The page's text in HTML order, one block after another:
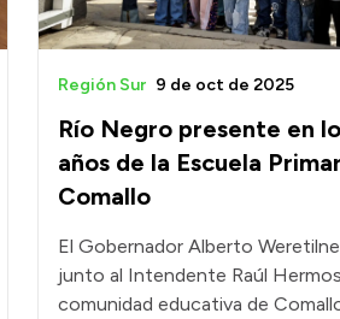
Río Negro presente en
años de la Escuela
Comallo
Región Sur 9 de oct de 2025
El Gobernador Alberto
junto al Intendente Raúl
comunidad educativa de